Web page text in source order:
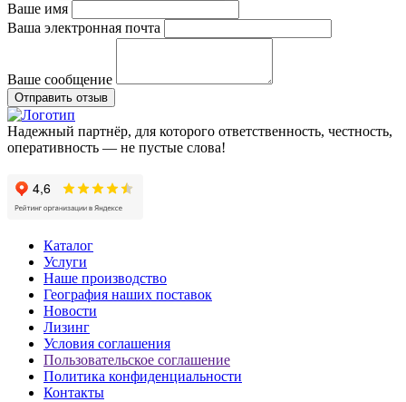
Ваше имя
Ваша электронная почта
Ваше сообщение
Отправить отзыв
Надежный партнёр, для которого ответственность, честность,
оперативность — не пустые слова!
Каталог
Услуги
Наше производство
География наших поставок
Новости
Лизинг
Условия соглашения
Пользовательское соглашение
Политика конфиденциальности
Контакты